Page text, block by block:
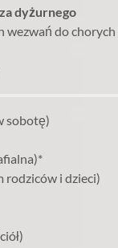
dyżurnego
wezwań do chorych
sobotę)
rodziców i dzieci)